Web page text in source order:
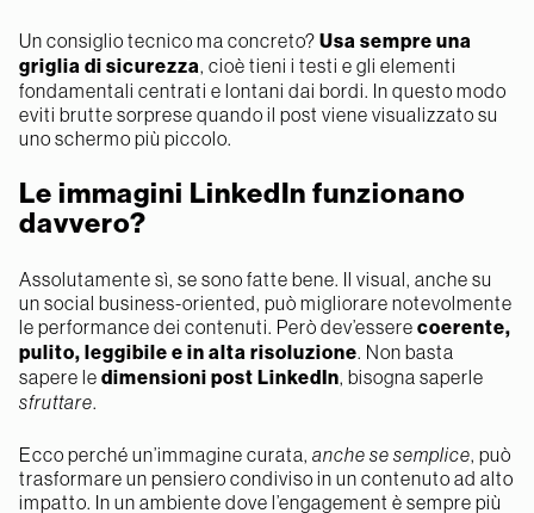
Un consiglio tecnico ma concreto? Usa sempre una
griglia di sicurezza, cioè tieni i testi e gli elementi
fondamentali centrati e lontani dai bordi. In questo modo
eviti brutte sorprese quando il post viene visualizzato su
uno schermo più piccolo.
Le immagini LinkedIn funzionano
davvero?
Assolutamente sì, se sono fatte bene. Il visual, anche su
un social business-oriented, può migliorare notevolmente
le performance dei contenuti. Però dev’essere coerente,
pulito, leggibile e in alta risoluzione. Non basta
sapere le dimensioni post LinkedIn, bisogna saperle
sfruttare.
Ecco perché un’immagine curata, anche se semplice, può
trasformare un pensiero condiviso in un contenuto ad alto
impatto. In un ambiente dove l’engagement è sempre più